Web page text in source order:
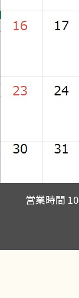
営業時間